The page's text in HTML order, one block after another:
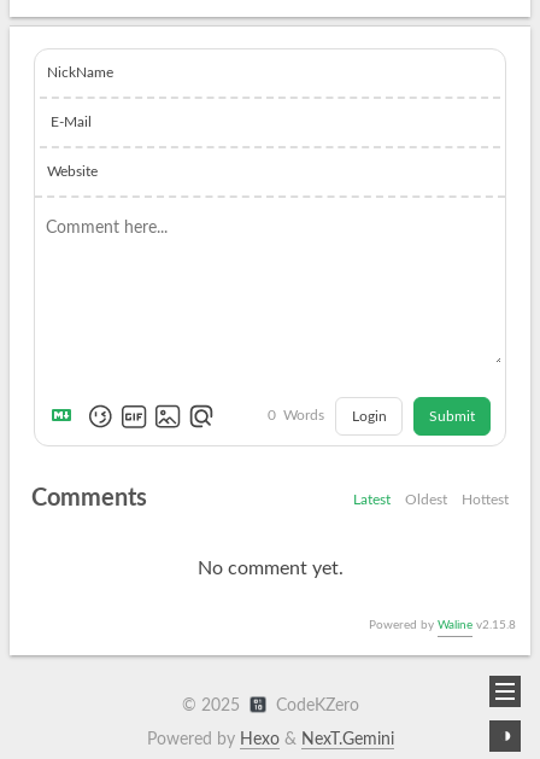
◑
NickName
E-Mail
Website
0 Words Login Submit
Comments Latest Oldest Hottest
No comment yet.
Powered by Waline v2.15.8
© 2025
CodeKZero
Powered by Hexo& NexT.Gemini